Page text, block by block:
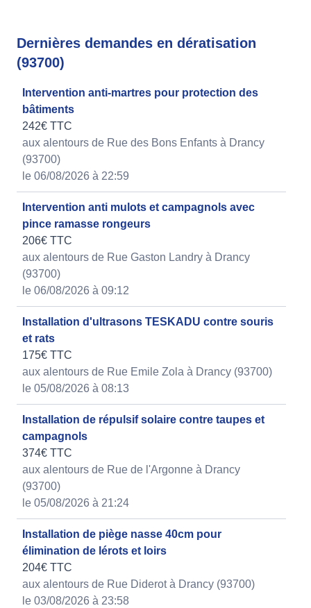
Dernières demandes en dératisation
(93700)
Intervention anti-martres pour protection des
bâtiments
242€ TTC
aux alentours de Rue des Bons Enfants à Drancy
(93700)
le 06/08/2026 à 22:59
Intervention anti mulots et campagnols avec
pince ramasse rongeurs
206€ TTC
aux alentours de Rue Gaston Landry à Drancy
(93700)
le 06/08/2026 à 09:12
Installation d'ultrasons TESKADU contre souris
et rats
175€ TTC
aux alentours de Rue Emile Zola à Drancy (93700)
le 05/08/2026 à 08:13
Installation de répulsif solaire contre taupes et
campagnols
374€ TTC
aux alentours de Rue de l'Argonne à Drancy
(93700)
le 05/08/2026 à 21:24
Installation de piège nasse 40cm pour
élimination de lérots et loirs
204€ TTC
aux alentours de Rue Diderot à Drancy (93700)
le 03/08/2026 à 23:58